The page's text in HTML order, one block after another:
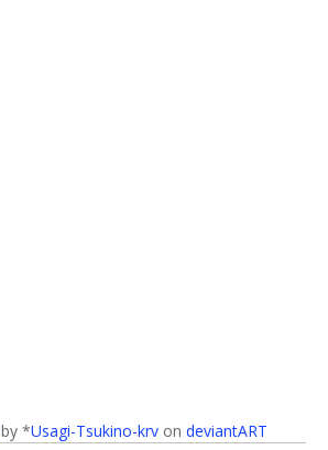
by *Usagi-Tsukino-krv on deviantART